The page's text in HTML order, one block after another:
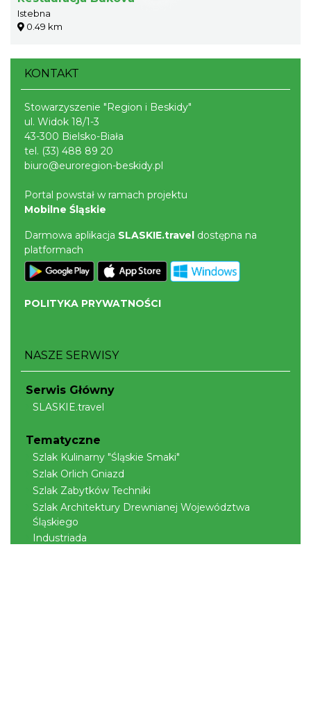
Istebna
0.49 km
KONTAKT
Stowarzyszenie "Region i Beskidy"
ul. Widok 18/1-3
43-300 Bielsko-Biała
tel. (33) 488 89 20
biuro@euroregion-beskidy.pl
Portal powstał w ramach projektu
Mobilne Śląskie
Darmowa aplikacja SLASKIE.travel dostępna na
platformach
POLITYKA PRYWATNOŚCI
NASZE SERWISY
Serwis Główny
SLASKIE.travel
Tematyczne
Szlak Kulinarny "Śląskie Smaki"
Szlak Orlich Gniazd
Szlak Zabytków Techniki
Szlak Architektury Drewnianej Województwa
Śląskiego
Industriada